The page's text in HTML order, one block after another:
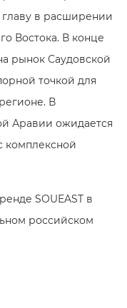
в расширении
Востока. В конце
рынок Саудовской
точкой для
В
Аравии ожидается
комплексной
SOUEAST в
российском